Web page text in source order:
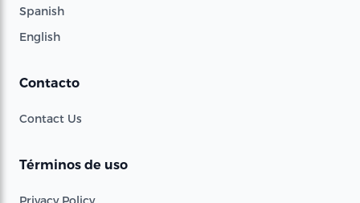
Spanish
English
Contacto
Contact Us
Términos de uso